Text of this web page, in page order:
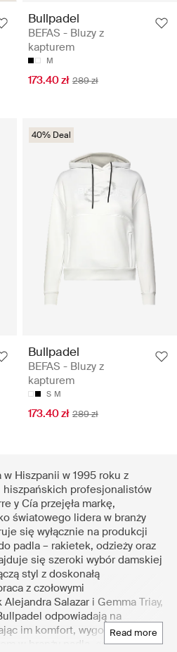
Bullpadel
BEFAS - Bluzy z
kapturem
M
173.40 zł 289 zł
40% Deal
Bullpadel
BEFAS - Bluzy z
kapturem
S M
173.40 zł 289 zł
read more
Hiszpanii w 1995 roku z
profesjonalistów
y Cía przejęła markę,
światowego lidera w branży
się wyłącznie na produkcji
padla – rakietek, odzieży oraz
się szeroki wybór damskiej
styl z doskonałą
z czołowymi
Salazar i Gemma Triay,
odpowiadają na
im komfort, wygodę i styl na
w branży padla, cenionym za